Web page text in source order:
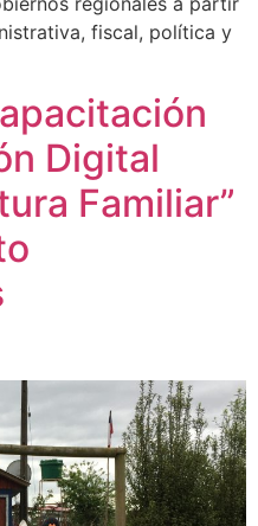
fiscal, política y
Digital
Familiar”